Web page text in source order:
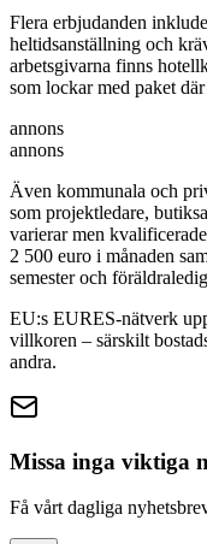
Flera erbjudanden
heltidsanställning och
arbetsgivarna finns
som lockar med paket
annons
annons
Även kommunala och
som projektledare,
varierar men
2 500 euro i månaden
semester och
EU:s EURES-nätverk
villkoren – särskilt
andra.
Missa inga viktiga
Få vårt dagliga